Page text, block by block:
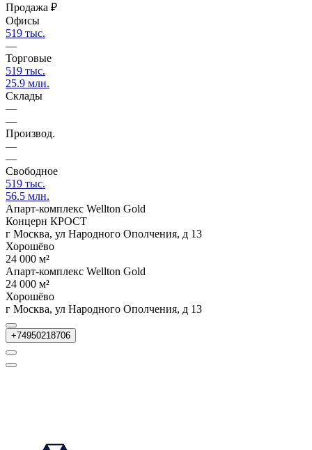
Продажа ₽
Офисы
519 тыс.
—
Торговые
519 тыс.
25.9 млн.
Склады
—
—
Производ.
—
—
Свободное
519 тыс.
56.5 млн.
Апарт-комплекс Wellton Gold
Концерн КРОСТ
г Москва, ул Народного Ополчения, д 13
Хорошёво
24 000 м²
Апарт-комплекс Wellton Gold
24 000 м²
Хорошёво
г Москва, ул Народного Ополчения, д 13
+74950218706